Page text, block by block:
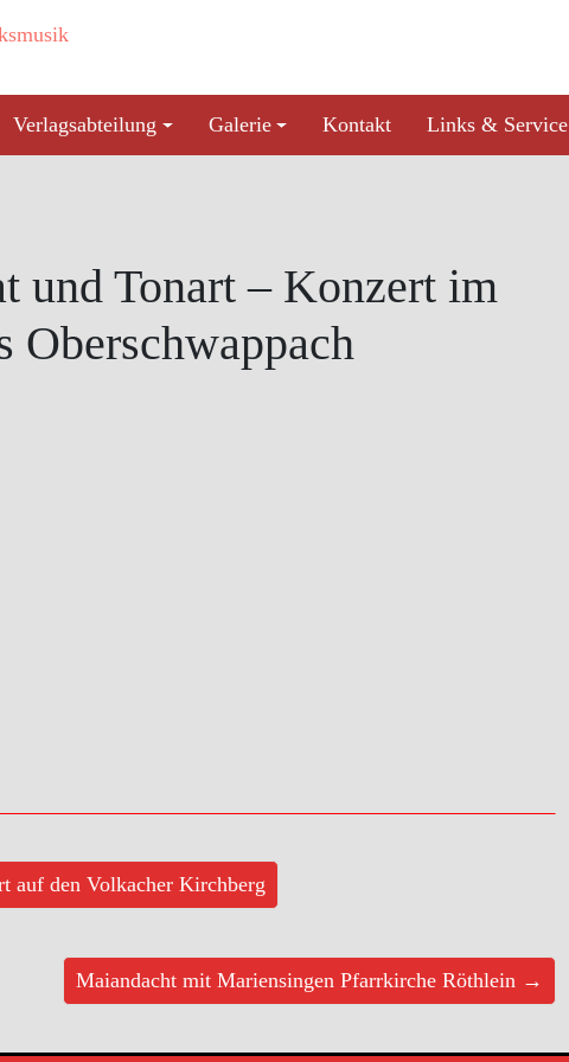
Verlagsabteilung Galerie Kontakt Links & Service
und Tonart – Konzert im
Oberschwappach
auf den Volkacher Kirchberg
Maiandacht mit Mariensingen Pfarrkirche Röthlein →